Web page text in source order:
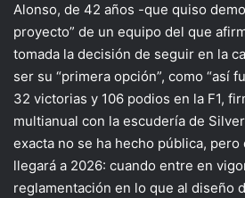
Alonso, de 42 años -que quiso
proyecto” de un equipo del que
tomada la decisión de seguir en la
ser su “primera opción”, como “así
32 victorias y 106 podios en la F1,
multianual con la escudería de
exacta no se ha hecho pública, pero
llegará a 2026: cuando entre en
reglamentación en lo que al diseño